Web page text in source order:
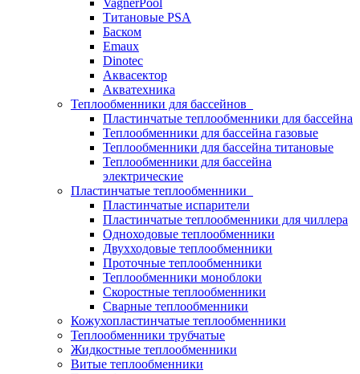
VagnerPool
Титановые PSA
Баском
Emaux
Dinotec
Аквасектор
Акватехника
Теплообменники для бассейнов
Пластинчатые теплообменники для бассейна
Теплообменники для бассейна газовые
Теплообменники для бассейна титановые
Теплообменники для бассейна
электрические
Пластинчатые теплообменники
Пластинчатые испарители
Пластинчатые теплообменники для чиллера
Одноходовые теплообменники
Двухходовые теплообменники
Проточные теплообменники
Теплообменники моноблоки
Скоростные теплообменники
Сварные теплообменники
Кожухопластинчатые теплообменники
Теплообменники трубчатые
Жидкостные теплообменники
Витые теплообменники